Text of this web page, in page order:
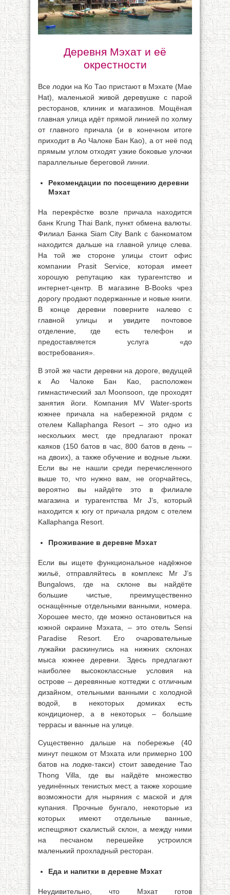
Деревня Мэхат и её
окрестности
Все лодки на Ко Тао пристают в Мэхате (Mae
Hat), маленькой живой деревушке с парой
ресторанов, клиник и магазинов. Мощёная
главная улица идёт прямой линией по холму
от главного причала (и в конечном итоге
приходит в Ао Чалоке Бан Као), а от неё под
прямым углом отходят узкие боковые улочки
параллельные береговой линии.
Рекомендации по посещению деревни
Мэхат
На перекрёстке возле причала находится
банк Krung Thai Bank, пункт обмена валюты.
Филиал Банка Siam City Bank с банкоматом
находится дальше на главной улице слева.
На той же стороне улицы стоит офис
компании Prasit Service, которая имеет
хорошую репутацию как турагентство и
интернет-центр. В магазине В-Books чрез
дорогу продают подержанные и новые книги.
В конце деревни поверните налево с
главной улицы и увидите почтовое
отделение, где есть телефон и
предоставляется услуга «до
востребования».
В этой же части деревни на дороге, ведущей
к Ао Чалоке Бан Као, расположен
гимнастический зал Moonsoon, где проходят
занятия йоги. Компания MV Water-sports
южнее причала на набережной рядом с
отелем Kallaphanga Resort – это одно из
нескольких мест, где предлагают прокат
каяков (150 батов в час, 800 батов в день –
на двоих), а также обучение и водные лыжи.
Если вы не нашли среди перечисленного
выше то, что нужно вам, не огорчайтесь,
вероятно вы найдёте это в филиале
магазина и турагентства Mr J’s, который
находится к югу от причала рядом с отелем
Kallaphanga Resort.
Проживание в деревне Мэхат
Если вы ищете функциональное надёжное
жильё, отправляйтесь в комплекс Mr J’s
Bungalows, где на склоне вы найдёте
большие чистые, преимущественно
оснащённые отдельными ванными, номера.
Хорошее место, где можно остановиться на
южной окраине Мэхата, – это отель Sensi
Paradise Resort. Его очаровательные
лужайки раскинулись на нижних склонах
мыса южнее деревни. Здесь предлагают
наиболее высококлассные условия на
острове – деревянные коттеджи с отличным
дизайном, отельными ванными с холодной
водой, в некоторых домиках есть
кондиционер, а в некоторых – большие
террасы и ванные на улице.
Существенно дальше на побережье (40
минут пешком от Мэхата или примерно 100
батов на лодке-такси) стоит заведение Тао
Thong Villa, где вы найдёте множество
уединённых тенистых мест, а также хорошие
возможности для ныряния с маской и для
купания. Прочные бунгало, некоторые из
которых имеют отдельные ванные,
испещряют скалистый склон, а между ними
на песчаном перешейке устроился
маленький прохладный ресторан.
Еда и напитки в деревне Мэхат
Неудивительно, что Мэхат готов